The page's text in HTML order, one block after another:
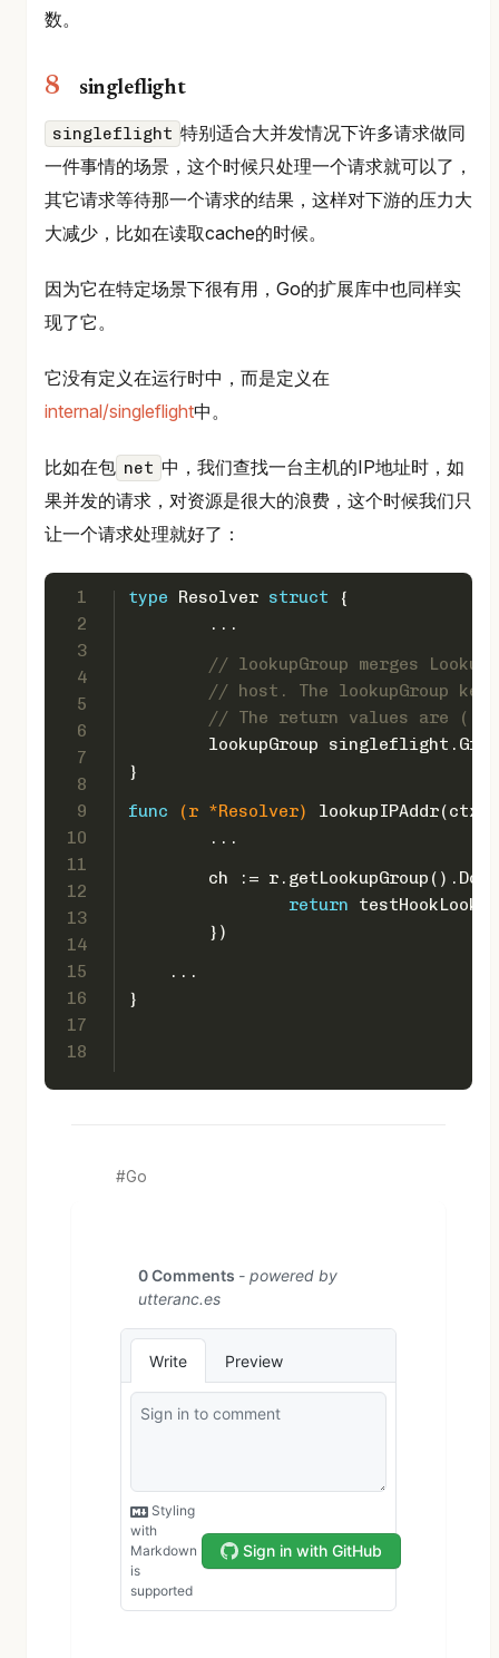
数。
singleflight
singleflight 特别适合大并发情况下许多请求做同
一件事情的场景，这个时候只处理一个请求就可以了，
其它请求等待那一个请求的结果，这样对下游的压力大
大减少，比如在读取cache的时候。
因为它在特定场景下很有用，Go的扩展库中也同样实
现了它。
它没有定义在运行时中，而是定义在
internal/singleflight中。
比如在包 net 中，我们查找一台主机的IP地址时，如
果并发的请求，对资源是很大的浪费，这个时候我们只
让一个请求处理就好了：
1
2
3
4
5
6
7
8
9
10
11
12
13
14
15
16
17
18
type Resolver struct {
	...
// lookupGroup merges
// host. The lookupGroup key
// The return values are
lookupGroup
}
func
(r *Resolver)
lookupIPAddr(ctx
	...
ch :=
return
	})
    ...
}
Go